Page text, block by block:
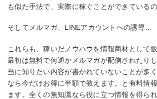
も似た手法で、実際に稼ぐことができているの
そしてメルマガ、LINEアカウントへの誘導…
これらも、稼いだノウハウを情報商材として
最初は無料で何通かメルマガが配信されたり
当に知りたい内容が書かれていないことが多
なら今だけお得に半額で教えます。と有料情
ます。全くの無知識なら役に立つ情報を得ら